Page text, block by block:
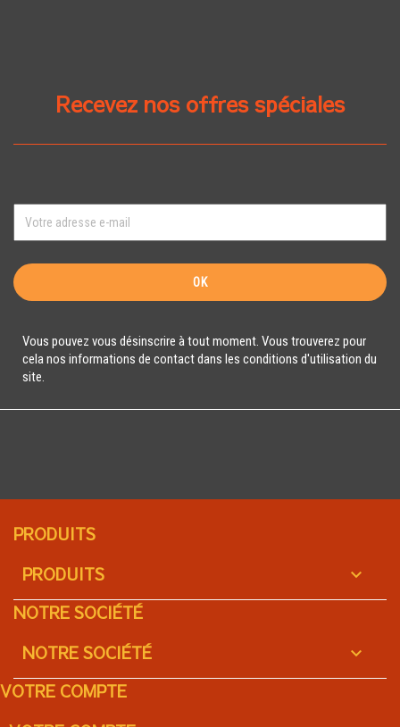
Recevez nos offres spéciales
Vous pouvez vous désinscrire à tout moment. Vous trouverez pour
cela nos informations de contact dans les conditions d'utilisation du
site.
PRODUITS
PRODUITS

NOTRE SOCIÉTÉ
NOTRE SOCIÉTÉ

VOTRE COMPTE